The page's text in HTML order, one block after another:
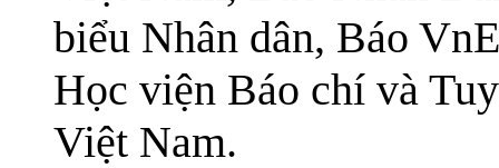
biểu Nhân dân, Báo
Học viện Báo chí và
Việt Nam.